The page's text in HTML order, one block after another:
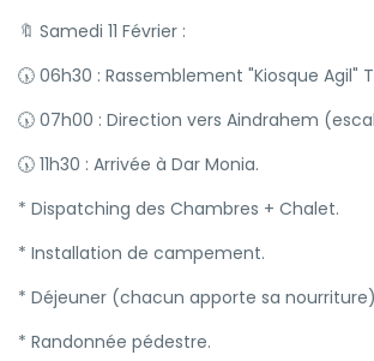
🔖 Samedi 11 Février :
🕠 06h30 : Rassemblement "Kiosque Agil"
🕠 07h00 : Direction vers Aindrahem
🕠 11h30 : Arrivée à Dar Monia.
* Dispatching des Chambres + Chalet.
* Installation de campement.
* Déjeuner (chacun apporte sa
* Randonnée pédestre.